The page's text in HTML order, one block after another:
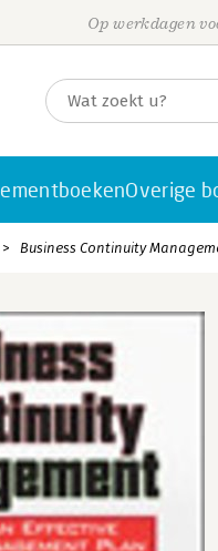
Op werkdagen
Overige
Business Continuity